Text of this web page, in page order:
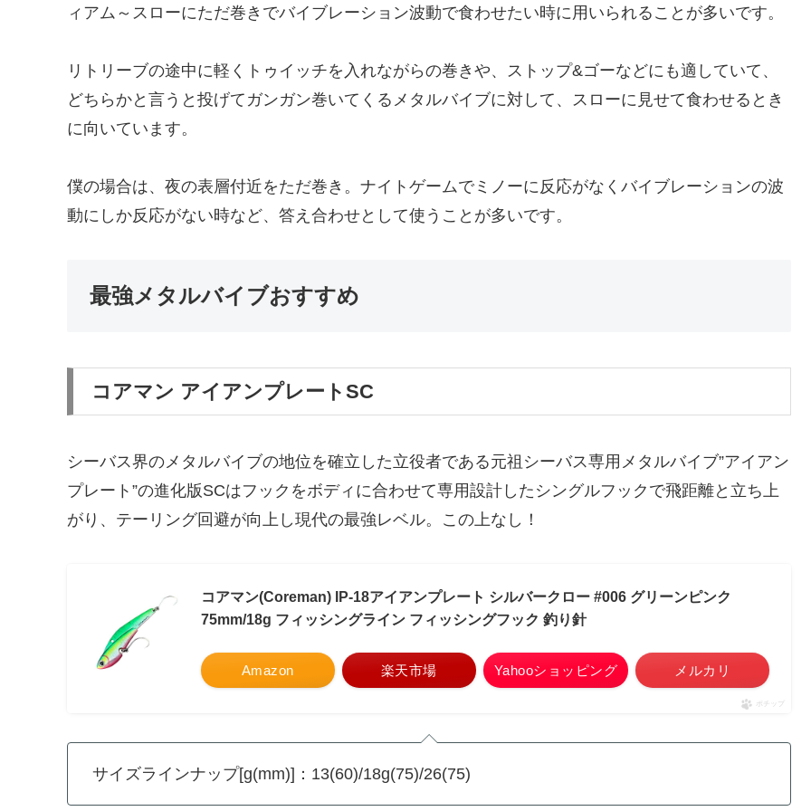
ィアム～スローにただ巻きでバイブレーション波動で食わせたい時に用いられることが多いです。
リトリーブの途中に軽くトゥイッチを入れながらの巻きや、ストップ&ゴーなどにも適していて、
どちらかと言うと投げてガンガン巻いてくるメタルバイブに対して、スローに見せて食わせるとき
に向いています。
僕の場合は、夜の表層付近をただ巻き。ナイトゲームでミノーに反応がなくバイブレーションの波
動にしか反応がない時など、答え合わせとして使うことが多いです。
最強メタルバイブおすすめ
コアマン アイアンプレートSC
シーバス界のメタルバイブの地位を確立した立役者である元祖シーバス専用メタルバイブ”アイアン
プレート”の進化版SCはフックをボディに合わせて専用設計したシングルフックで飛距離と立ち上
がり、テーリング回避が向上し現代の最強レベル。この上なし！
コアマン(Coreman) IP-18アイアンプレート シルバークロー #006 グリーンピンク
75mm/18g フィッシングライン フィッシングフック 釣り針
Amazon 楽天市場 Yahooショッピング メルカリ
ポチップ
サイズラインナップ[g(mm)]：13(60)/18g(75)/26(75)